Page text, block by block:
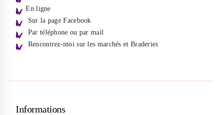
En ligne
Sur la page Facebook
Par téléphone ou par mail
Rencontrez-moi sur les marchés et Braderies
Informations